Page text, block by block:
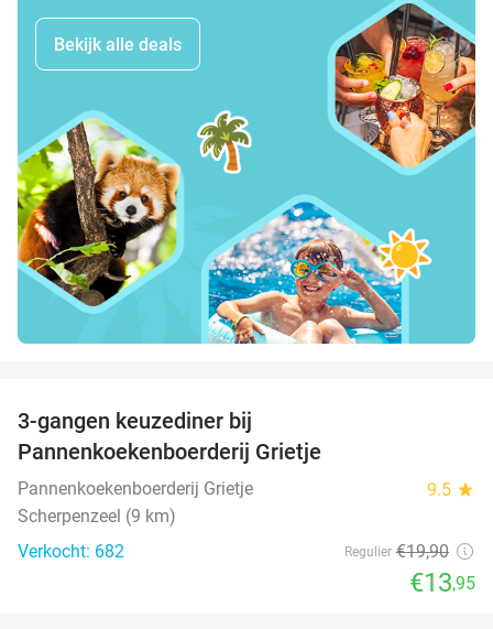
Bekijk alle deals
3-gangen keuzediner bij
Pannenkoekenboerderij Grietje
Pannenkoekenboerderij Grietje 9.5 star
Scherpenzeel (9 km)
Verkocht: 682
Regulier €19,90
€13,95